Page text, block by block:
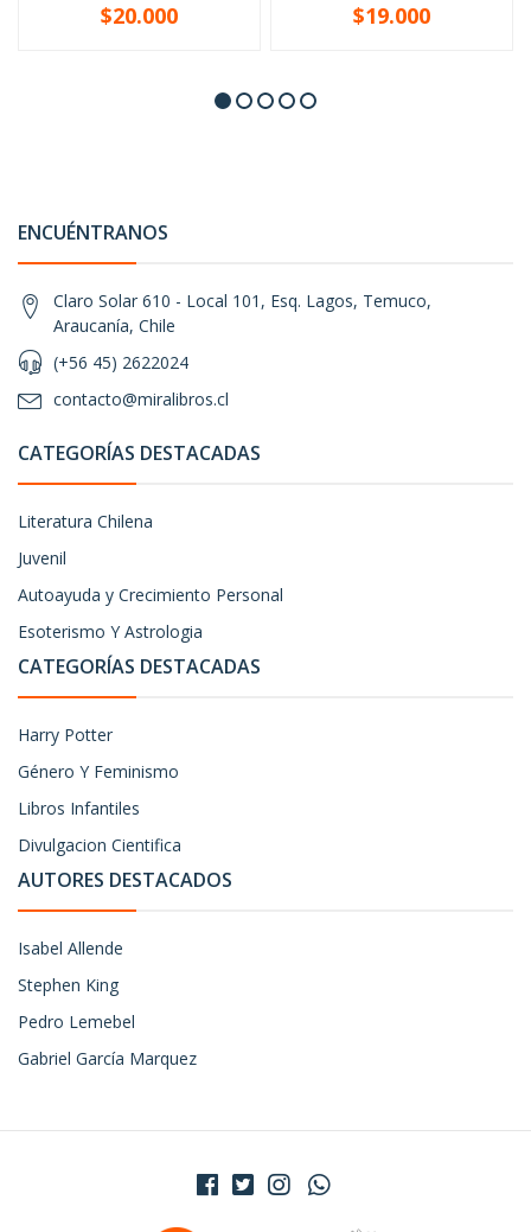
$20.000 $19.000
ENCUÉNTRANOS
Claro Solar 610 - Local 101, Esq. Lagos, Temuco,
Araucanía, Chile
(+56 45) 2622024
contacto@miralibros.cl
CATEGORÍAS DESTACADAS
Literatura Chilena
Juvenil
Autoayuda y Crecimiento Personal
Esoterismo Y Astrologia
CATEGORÍAS DESTACADAS
Harry Potter
Género Y Feminismo
Libros Infantiles
Divulgacion Cientifica
AUTORES DESTACADOS
Isabel Allende
Stephen King
Pedro Lemebel
Gabriel García Marquez